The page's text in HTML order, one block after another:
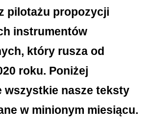
pilotażu propozycji
instrumentów
który rusza od
roku. Poniżej
wszystkie nasze teksty
w minionym miesiącu.